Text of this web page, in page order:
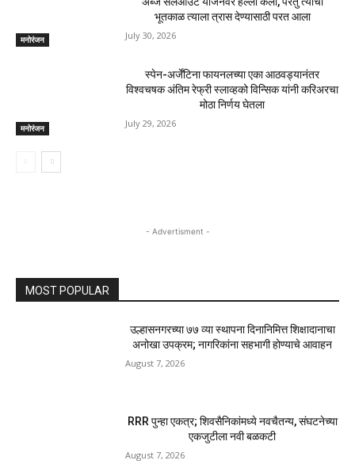
मनोरंजन
भूतकाळ त्याला त्रास देण्यासाठी परत आला
July 30, 2026
मनोरंजन
स्पेन-अर्जेंटिना फायनलच्या एका आठवड्यानंतर
विश्वचषक अंतिम रेफ्री स्लाव्हको विन्सिक यांनी करिअरचा
मोठा निर्णय घेतला
July 29, 2026
- Advertisment -
MOST POPULAR
उल्हासनगरच्या ७७ व्या स्थापना दिनानिमित्त शिक्षादानाचा
अनोखा उपक्रम; नागरिकांना सहभागी होण्याचे आवाहन
August 7, 2026
RRR पुन्हा एकत्र; शिवसैनिकांमध्ये नवचैतन्य, संघटनेच्या
एकजुटीला नवी बळकटी
August 7, 2026